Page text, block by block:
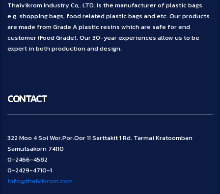
Thaivikrom Industry Co,. LTD. Is the manufacturer of plastic bags
e.g. shopping bags, food related plastic bags and etc. Our products
are made from Grade A plastic resins which are safe for end
customer (Food Grade). Our 30-year experiences allow us to be
expert in both production and design.
CONTACT
322 Moo 4 Soi Wor.Por.Oor 11 Sarttakit 1 Rd. Tarmai Kratoomban
Samutsakorn 74110
0-2466-4582
0-2429-4710-1
info@thaivikrom.com